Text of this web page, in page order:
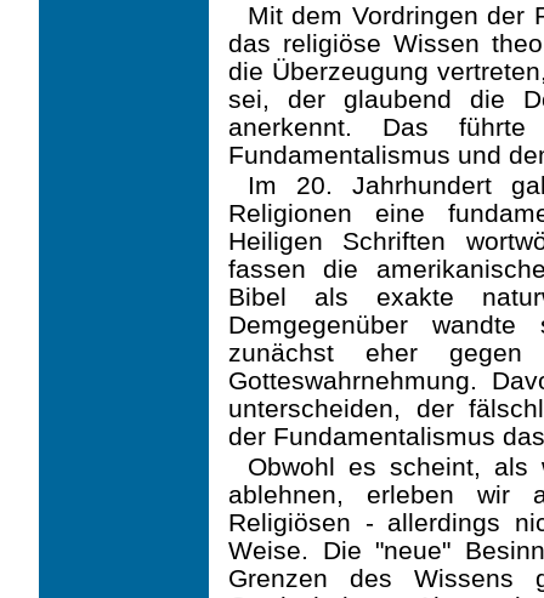
Mit dem Vordringen der
das religiöse Wissen
die Überzeugung
sei, der glaubend die
anerkennt. Das
Fundamentalismus und
Im 20. Jahrhundert
Religionen eine
Heiligen Schriften
fassen die
Bibel als exakte
Demgegenüber
zunächst eher gegen
Gotteswahrnehmung.
unterscheiden, der
der Fundamentalismus
Obwohl es scheint, als
ablehnen, erleben wir
Religiösen - allerdings
Weise. Die "neue"
Grenzen des Wissens